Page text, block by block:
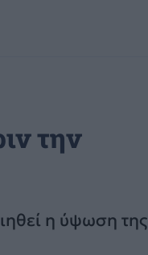
την
η ύψωση της